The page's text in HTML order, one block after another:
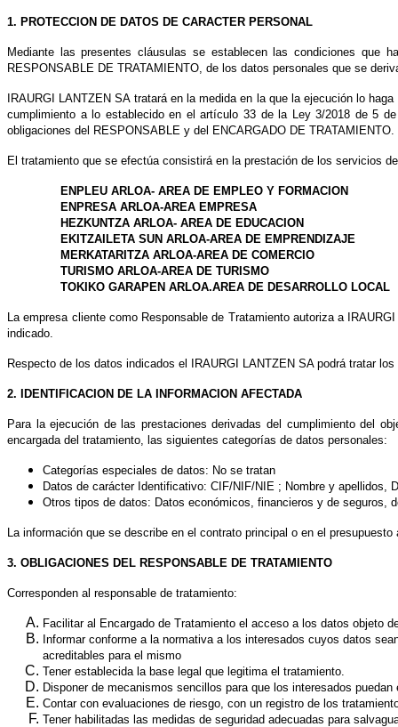
1. PROTECCION DE DATOS DE CARACTER PERSONAL
Mediante las presentes cláusulas se establecen las condiciones que
RESPONSABLE DE TRATAMIENTO, de los datos personales que se
IRAURGI LANTZEN SA tratará en la medida en la que la ejecución lo
cumplimiento a lo establecido en el artículo 33 de la L ey 3/2018 de 5
obligaciones del RESPONSABLE y del ENCARGADO DE TRATAMIENTO.
El tratamiento que se efectúa consistirá en la prestación de los servicios
ENPLEU ARLOA- AREA DE EMPLEO Y FORMACION
ENPRESA ARLOA-AREA EMPRESA
HEZKUNTZA ARLOA- AREA DE EDUCACION
EKITZAILETA SUN ARLOA-AREA DE EMPRENDIZAJE
MERKATARITZA ARLOA-AREA DE COMERCIO
TURISMO ARLOA-AREA DE TURISMO
TOKIKO GARAPEN ARLOA.AREA DE DESARROLLO LOCAL
La empresa cliente como Responsable de Tratamiento autoriza a
indicado.
Respecto de los datos indicados el IRAURGI LANTZEN SA podrá tratar
2. IDENTIFICACION DE LA INFORMACION AFECTADA
Para la ejecución de las prestaciones derivadas del cumplimiento del
encargada del tratamiento, las siguientes categorías de datos personales:
Categorías especiales de datos: No se tratan
Datos de carácter Identificativo: CIF/NIF/NIE ; Nombre y apellidos,
Otros tipos de datos: Datos económicos, financieros y de seguros,
La información que se describe en el contrato principal o en el
3. OBLIGACIONES DEL RESPONSABLE DE TRATAMIENTO
Corresponden al responsable de tratamiento:
Facilitar al Encargado de Tratamiento el acceso a los datos objeto
Informar conforme a la normativa a los interesados cuyos datos
acreditables para el mismo
Tener establecida la base legal que legitima el tratamiento.
Disponer de mecanismos sencillos para que los interesados
Contar con evaluaciones de riesgo, con un registro de los
Tener habilitadas las medidas de seguridad adecuadas para